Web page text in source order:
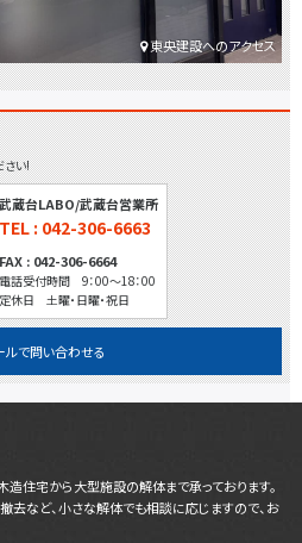
東央建設へのアクセス
さい!
武蔵台LABO/武蔵台営業所
TEL : 042-306-6663
FAX : 042-306-6664
電話受付時間 9：00～18：00
定休日 土曜・日曜・祝日
ルで問い合わせる
造住宅から大型施設の解体まで承っております。
去など、小さな解体でも相談に応じますので、お